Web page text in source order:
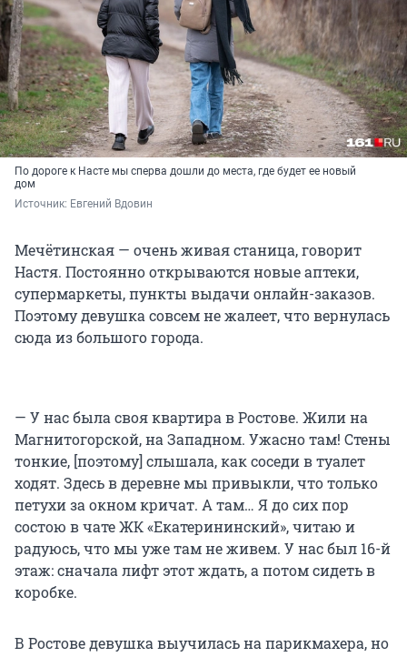
По дороге к Насте мы сперва дошли до места, где будет ее новый
дом
Источник: Евгений Вдовин
Мечётинская — очень живая станица, говорит
Настя. Постоянно открываются новые аптеки,
супермаркеты, пункты выдачи онлайн-заказов.
Поэтому девушка совсем не жалеет, что вернулась
сюда из большого города.
— У нас была своя квартира в Ростове. Жили на
Магнитогорской, на Западном. Ужасно там! Стены
тонкие, [поэтому] слышала, как соседи в туалет
ходят. Здесь в деревне мы привыкли, что только
петухи за окном кричат. А там… Я до сих пор
состою в чате ЖК «Екатерининский», читаю и
радуюсь, что мы уже там не живем. У нас был 16-й
этаж: сначала лифт этот ждать, а потом сидеть в
коробке.
В Ростове девушка выучилась на парикмахера, но